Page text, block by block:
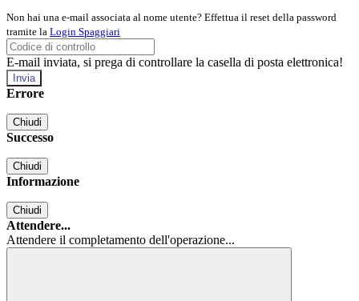
Non hai una e-mail associata al nome utente? Effettua il reset della password
tramite la Login Spaggiari
E-mail inviata, si prega di controllare la casella di posta elettronica!
Errore
Chiudi
Successo
Chiudi
Informazione
Chiudi
Attendere...
Attendere il completamento dell'operazione...